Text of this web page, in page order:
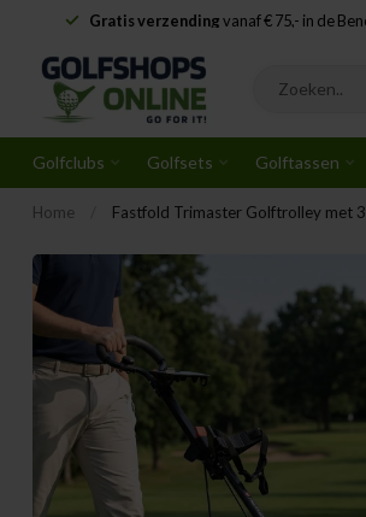
Gratis verzendingvanaf € 75,- in de
Golfclubs Golfsets Golftassen
Home Fastfold Trimaster Golftrolley met